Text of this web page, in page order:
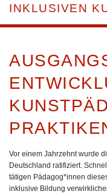
INKLUSIVEN
Vor einem Jahrzehnt wurde
Deutschland ratifiziert.
tätigen Pädagog*innen
inklusive Bildung